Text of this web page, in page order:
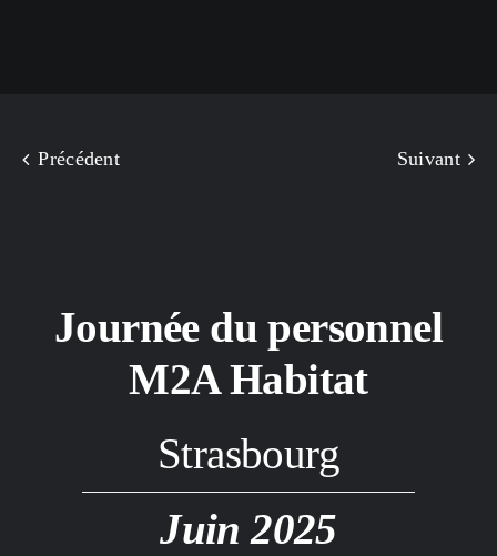
Journée du personnel
M2A Habitat
Strasbourg
Juin 2025